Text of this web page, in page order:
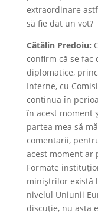
extraordinare
să fie dat un vot?
Cătălin Predoiu:
confirm că se fac
diplomatice,
Interne, cu
continua în
în acest moment
partea mea să
comentarii,
acest moment ar
Formate
miniștrilor există
nivelul Uniunii
discuție, nu asta